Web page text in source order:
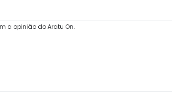
a opinião do Aratu On.